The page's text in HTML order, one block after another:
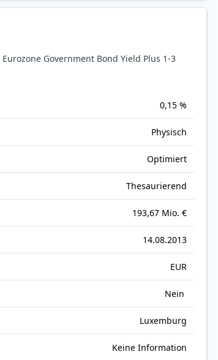
Government Bond Yield Plus 1-3
0,15 %
Physisch
Optimiert
Thesaurierend
193,67 Mio. €
14.08.2013
EUR
Nein
Luxemburg
Keine Information